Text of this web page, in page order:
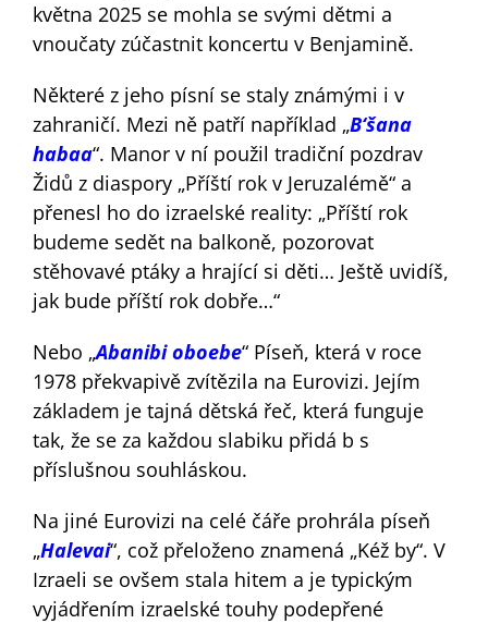
května 2025 se mohla se svými dětmi a
vnoučaty zúčastnit koncertu v Benjamině.
Některé z jeho písní se staly známými i v
zahraničí. Mezi ně patří například „B‘šana
habaa“. Manor v ní použil tradiční pozdrav
Židů z diaspory „Příští rok v Jeruzalémě“ a
přenesl ho do izraelské reality: „Příští rok
budeme sedět na balkoně, pozorovat
stěhovavé ptáky a hrající si děti… Ještě uvidíš,
jak bude příští rok dobře…“
Nebo „Abanibi oboebe“ Píseň, která v roce
1978 překvapivě zvítězila na Eurovizi. Jejím
základem je tajná dětská řeč, která funguje
tak, že se za každou slabiku přidá b s
příslušnou souhláskou.
Na jiné Eurovizi na celé čáře prohrála píseň
„Halevai“, což přeloženo znamená „Kéž by“. V
Izraeli se ovšem stala hitem a je typickým
vyjádřením izraelské touhy podepřené